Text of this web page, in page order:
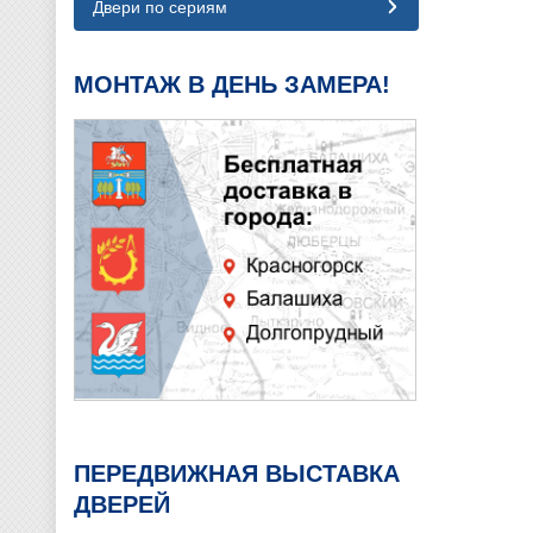
Двери по сериям
МОНТАЖ В ДЕНЬ ЗАМЕРА!
ПЕРЕДВИЖНАЯ ВЫСТАВКА
ДВЕРЕЙ